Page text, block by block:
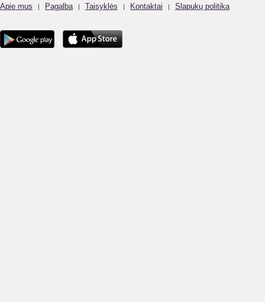
Apie mus | Pagalba | Taisyklės | Kontaktai | Slapukų politika